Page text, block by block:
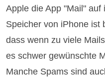
Apple die App "Mail"
Speicher von iPhone ist
dass wenn zu viele
es schwer gewünschte
Manche Spams sind